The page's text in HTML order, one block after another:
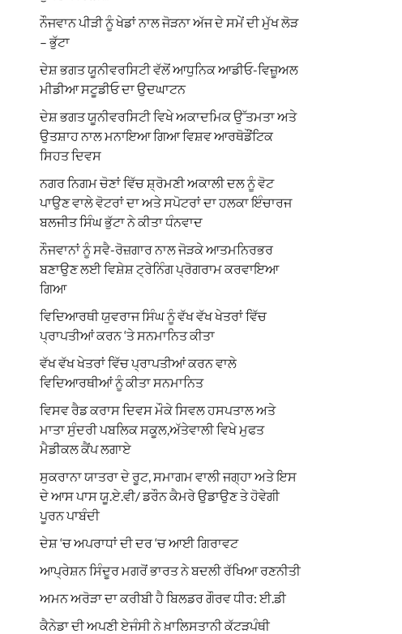
ਨੌਜਵਾਨ ਪੀੜੀ ਨੂੰ ਖੇਡਾਂ ਨਾਲ ਜੋੜਨਾ ਅੱਜ ਦੇ ਸਮੇਂ ਦੀ ਮੁੱਖ ਲੋੜ
– ਭੁੱਟਾ
ਦੇਸ਼ ਭਗਤ ਯੂਨੀਵਰਸਿਟੀ ਵੱਲੋਂ ਆਧੁਨਿਕ ਆਡੀਓ-ਵਿਜ਼ੂਅਲ
ਮੀਡੀਆ ਸਟੂਡੀਓ ਦਾ ਉਦਘਾਟਨ
ਦੇਸ਼ ਭਗਤ ਯੂਨੀਵਰਸਿਟੀ ਵਿਖੇ ਅਕਾਦਮਿਕ ਉੱਤਮਤਾ ਅਤੇ
ਉਤਸ਼ਾਹ ਨਾਲ ਮਨਾਇਆ ਗਿਆ ਵਿਸ਼ਵ ਆਰਥੋਡੌਂਟਿਕ
ਸਿਹਤ ਦਿਵਸ
ਨਗਰ ਨਿਗਮ ਚੋਣਾਂ ਵਿੱਚ ਸ਼੍ਰੋਮਣੀ ਅਕਾਲੀ ਦਲ ਨੂੰ ਵੋਟ
ਪਾਉਣ ਵਾਲੇ ਵੋਟਰਾਂ ਦਾ ਅਤੇ ਸਪੋਟਰਾਂ ਦਾ ਹਲਕਾ ਇੰਚਾਰਜ
ਬਲਜੀਤ ਸਿੰਘ ਭੁੱਟਾ ਨੇ ਕੀਤਾ ਧੰਨਵਾਦ
ਨੌਜਵਾਨਾਂ ਨੂੰ ਸਵੈ-ਰੋਜ਼ਗਾਰ ਨਾਲ ਜੋੜਕੇ ਆਤਮਨਿਰਭਰ
ਬਣਾਉਣ ਲਈ ਵਿਸ਼ੇਸ਼ ਟ੍ਰੇਨਿੰਗ ਪ੍ਰੋਗਰਾਮ ਕਰਵਾਇਆ
ਗਿਆ
ਵਿਦਿਆਰਥੀ ਯੁਵਰਾਜ ਸਿੰਘ ਨੂੰ ਵੱਖ ਵੱਖ ਖੇਤਰਾਂ ਵਿੱਚ
ਪ੍ਰਾਪਤੀਆਂ ਕਰਨ ‘ਤੇ ਸਨਮਾਨਿਤ ਕੀਤਾ
ਵੱਖ ਵੱਖ ਖੇਤਰਾਂ ਵਿੱਚ ਪ੍ਰਾਪਤੀਆਂ ਕਰਨ ਵਾਲੇ
ਵਿਦਿਆਰਥੀਆਂ ਨੂੰ ਕੀਤਾ ਸਨਮਾਨਿਤ
ਵਿਸਵ ਰੈਡ ਕਰਾਸ ਦਿਵਸ ਮੌਕੇ ਸਿਵਲ ਹਸਪਤਾਲ ਅਤੇ
ਮਾਤਾ ਸੁੰਦਰੀ ਪਬਲਿਕ ਸਕੂਲ,ਅੱਤੇਵਾਲੀ ਵਿਖੇ ਮੁਫਤ
ਮੈਡੀਕਲ ਕੈਂਪ ਲਗਾਏ
ਸੁਕਰਾਨਾ ਯਾਤਰਾ ਦੇ ਰੂਟ, ਸਮਾਗਮ ਵਾਲੀ ਜਗ੍ਹਾ ਅਤੇ ਇਸ
ਦੇ ਆਸ ਪਾਸ ਯੂ.ਏ.ਵੀ/ ਡਰੌਨ ਕੈਮਰੇ ਉਡਾਉਣ ਤੇ ਹੋਵੇਗੀ
ਪੂਰਨ ਪਾਬੰਦੀ
ਦੇਸ਼ ‘ਚ ਅਪਰਾਧਾਂ ਦੀ ਦਰ ‘ਚ ਆਈ ਗਿਰਾਵਟ
ਆਪ੍ਰੇਸ਼ਨ ਸਿੰਦੂਰ ਮਗਰੋਂ ਭਾਰਤ ਨੇ ਬਦਲੀ ਰੱਖਿਆ ਰਣਨੀਤੀ
ਅਮਨ ਅਰੋੜਾ ਦਾ ਕਰੀਬੀ ਹੈ ਬਿਲਡਰ ਗੌਰਵ ਧੀਰ: ਈ.ਡੀ
ਕੈਨੇਡਾ ਦੀ ਅਪਣੀ ਏਜੰਸੀ ਨੇ ਖ਼ਾਲਿਸਤਾਨੀ ਕੱਟੜਪੰਥੀ